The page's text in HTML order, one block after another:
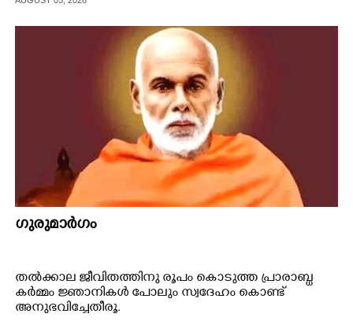
CARTOONS
CONTACT US
ഗുരുമാർഗം
തൽക്കാല ജീവിതത്തിനു രൂപം കൊടുത്ത പ്രാരാബ്ധ
കർമ്മം ജ്ഞാനികൾ പോലും സ്വദേഹം കൊണ്ട്
അനുഭവിച്ചേതീരൂ.